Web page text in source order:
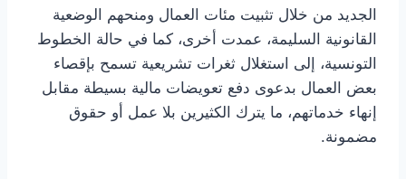
الجديد من خلال تثبيت مئات العمال ومنحهم الوضعية
القانونية السليمة، عمدت أخرى، كما في حالة الخطوط
التونسية، إلى استغلال ثغرات تشريعية تسمح بإقصاء
بعض العمال بدعوى دفع تعويضات مالية بسيطة مقابل
إنهاء خدماتهم، ما يترك الكثيرين بلا عمل أو حقوق
مضمونة.